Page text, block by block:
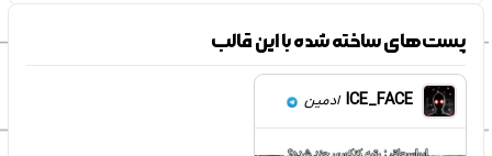
پست‌های ساخته شده با این قالب
ICE_FACE ادمین